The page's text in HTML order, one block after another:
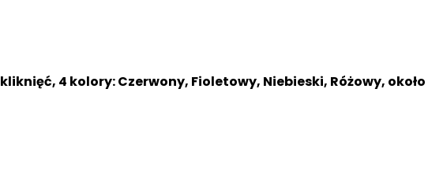
4 kolory: Czerwony, Fioletowy, Niebieski, Różowy, około